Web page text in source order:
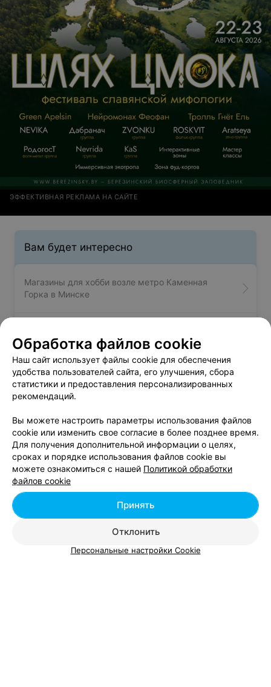
ЭФФЕКТИВНАЯ РЕКЛАМА НА САЙТЕ
Вам будет интересно
Магазины для хобби возле метро Каменная
Горка в Минске
Минске
Магазины для хобби возле метро Октябрьская в
Минске
Добавить компанию
Добавить специалиста
Обработка файлов cookie
Наш сайт использует файлы cookie для обеспечения
удобства пользователей сайта, его улучшения, сбора
статистики и предоставления персонализированных
рекомендаций.
Вы можете настроить параметры использования файлов
cookie или изменить свое согласие в более позднее время.
Для получения дополнительной информации о целях,
сроках и порядке использования файлов cookie вы
можете ознакомиться с нашей Политикой обработки
файлов cookie
Отклонить
Принять
Персональные настройки Cookie